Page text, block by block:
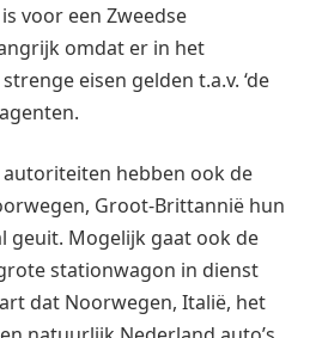
voor een Zweedse
omdat er in het
eisen gelden t.a.v. ‘de
autoriteiten hebben ook de
Groot-Brittannië hun
geuit. Mogelijk gaat ook de
stationwagon in dienst
dat Noorwegen, Italië, het